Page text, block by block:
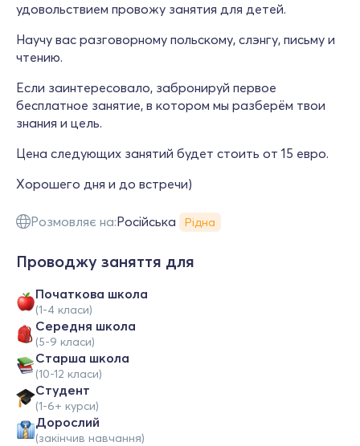
удовольствием провожу занятия для детей.
Научу вас разговорному польскому, слэнгу, письму и
чтению.
Если заинтересовало, забронируй первое
бесплатное занятие, в котором мы разберём твои
знания и цель.
Цена следующих занятий будет стоить от 15 евро.
Хорошего дня и до встречи)
Розмовляє на:Російська Рідна
Проводжу заняття для
Початкова школа
(1-4 класи)
Середня школа
(5-9 класи)
Старша школа
(10-12 класи)
Студент
(1-6+ курси)
Дорослий
(закінчив навчання)